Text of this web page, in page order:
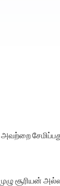
சூரியன்